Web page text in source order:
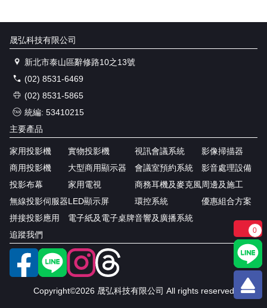
晟弘科技有限公司
新北市泰山區辭修路10之13號
(02) 8531-6469
(02) 8531-5865
統編: 53410215
主要產品
家用投影機
商用投影機
投影布幕
無線投影伺服器
拼接投影應用
實物投影機
大型商用顯示器
家用電視
LED顯示屏
電子紙及電子桌牌
視訊會議系統
會議室預約系統
商務耳機及麥克風
環控系統
音響及廣播系統
影像掃描器
影音處理設備
周邊及施工
優惠組合方案
追蹤我們
Copyright©2026 晟弘科技有限公司 All rights reserved
0